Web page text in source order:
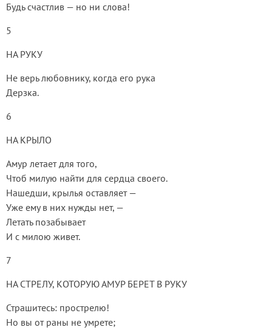
Будь счастлив — но ни слова!
5
НА РУКУ
Не верь любовнику, когда его рука
Дерзка.
6
НА КРЫЛО
Амур летает для того,
Чтоб милую найти для сердца своего.
Нашедши, крылья оставляет —
Уже ему в них нужды нет, —
Летать позабывает
И с милою живет.
7
НА СТРЕЛУ, КОТОРУЮ АМУР БЕРЕТ В РУКУ
Страшитесь: прострелю!
Но вы от раны не умрете;